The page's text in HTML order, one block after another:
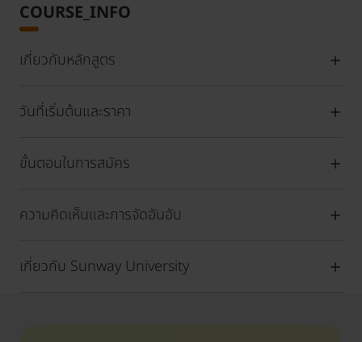
COURSE_INFO
เกี่ยวกับหลักสูตร
วันที่เริ่มต้นและราคา
ขั้นตอนในการสมัคร
ความคิดเห็นและการจัดอันอับ
เกี่ยวกับ Sunway University